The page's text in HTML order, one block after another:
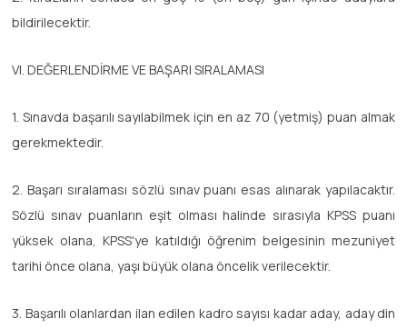
bildirilecektir.
VI. DEĞERLENDİRME VE BAŞARI SIRALAMASI
1. Sınavda başarılı sayılabilmek için en az 70 (yetmiş) puan almak
gerekmektedir.
2. Başarı sıralaması sözlü sınav puanı esas alınarak yapılacaktır.
Sözlü sınav puanların eşit olması halinde sırasıyla KPSS puanı
yüksek olana, KPSS'ye katıldığı öğrenim belgesinin mezuniyet
tarihi önce olana, yaşı büyük olana öncelik verilecektir.
3. Başarılı olanlardan ilan edilen kadro sayısı kadar aday, aday din